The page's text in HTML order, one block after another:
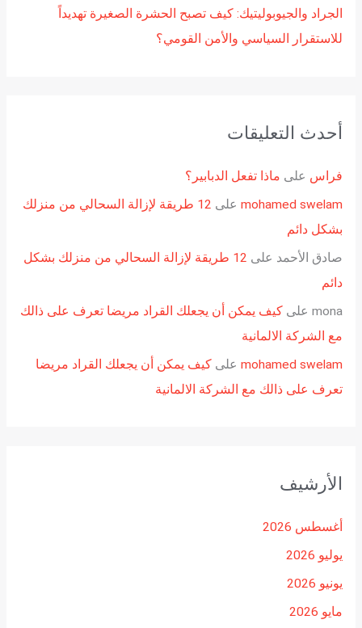
الجراد والجيوبوليتيك: كيف تصبح الحشرة الصغيرة تهديداً
للاستقرار السياسي والأمن القومي؟
أحدث التعليقات
فراس على ماذا تفعل الدبابير؟
mohamed swelamعلى
12 طريقة لإزالة السحالي من منزلك
بشكل دائم
صادق الأحمد على
12 طريقة لإزالة السحالي من منزلك بشكل
دائم
monaعلى كيف يمكن أن يجعلك القراد مريضا تعرف على ذالك
مع الشركة الالمانية
mohamed swelamعلى كيف يمكن أن يجعلك القراد مريضا
تعرف على ذالك مع الشركة الالمانية
الأرشيف
أغسطس 2026
يوليو 2026
يونيو 2026
مايو 2026